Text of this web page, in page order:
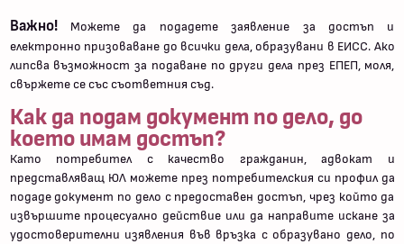
Важно!Можете да подадете заявление за достъп и
електронно призоваване до всички дела, образувани в ЕИСС. Ако
липсва възможност за подаване по други дела през ЕПЕП, моля,
свържете се със съответния съд.
Как да подам документ по дело, до
което имам достъп?
Като потребител с качество гражданин, адвокат и
представляващ ЮЛ можете през потребителския си профил да
подаде документ по дело с предоставен достъп, чрез който да
извършите процесуално действие или да направите искане за
удостоверителни изявления във връзка с образувано дело, по